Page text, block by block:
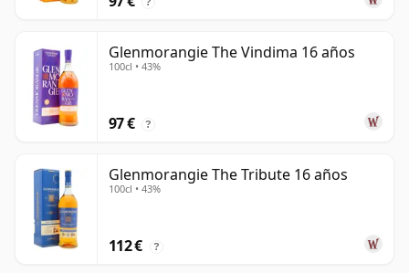
Glenmorangie The Vindima 16 años
100cl • 43%
97 € ?
Glenmorangie The Tribute 16 años
100cl • 43%
112 € ?